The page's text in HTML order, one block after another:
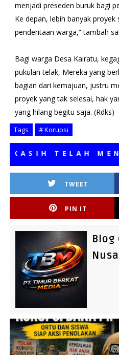
menjadi preseden buruk bagi
Ke depan, lebih banyak
penderitaan warga,” tambah
Bagi warga Desa Kairatu,
pukulan telak, Mereka yang
bagian dari kemajuan, justru
proyek yang tak selesai, hak
yang hilang begitu saja. (Rdks)
Tags # Korupsi
TELAH
TWEET
PIN IT
Blog